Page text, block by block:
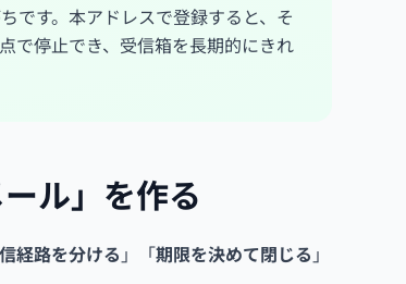
です。本アドレスで登録すると、そ
で停止でき、受信箱を長期的にきれ
ル」を作る
経路を分ける 」「期限を決めて閉じる 」